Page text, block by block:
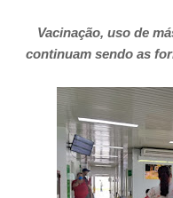
Vacinação, uso de
continuam sendo as